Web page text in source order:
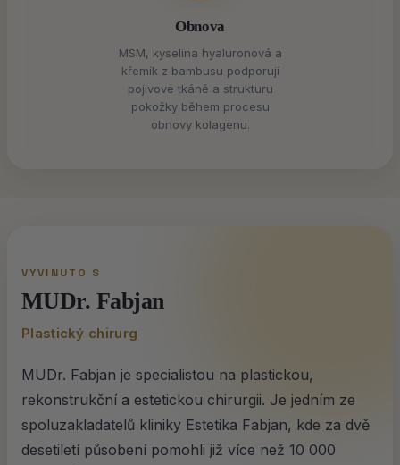
Obnova
MSM, kyselina hyaluronová a
křemík z bambusu podporují
pojivové tkáně a strukturu
pokožky během procesu
obnovy kolagenu.
VYVINUTO S
MUDr. Fabjan
Plastický chirurg
MUDr. Fabjan je specialistou na plastickou,
rekonstrukční a estetickou chirurgii. Je jedním ze
spoluzakladatelů kliniky Estetika Fabjan, kde za dvě
desetiletí působení pomohli již více než 10 000